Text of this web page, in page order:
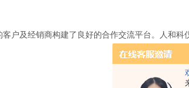
及经销商构建了良好的合作交流平台。人和科